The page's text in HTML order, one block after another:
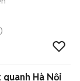
Hà Nội